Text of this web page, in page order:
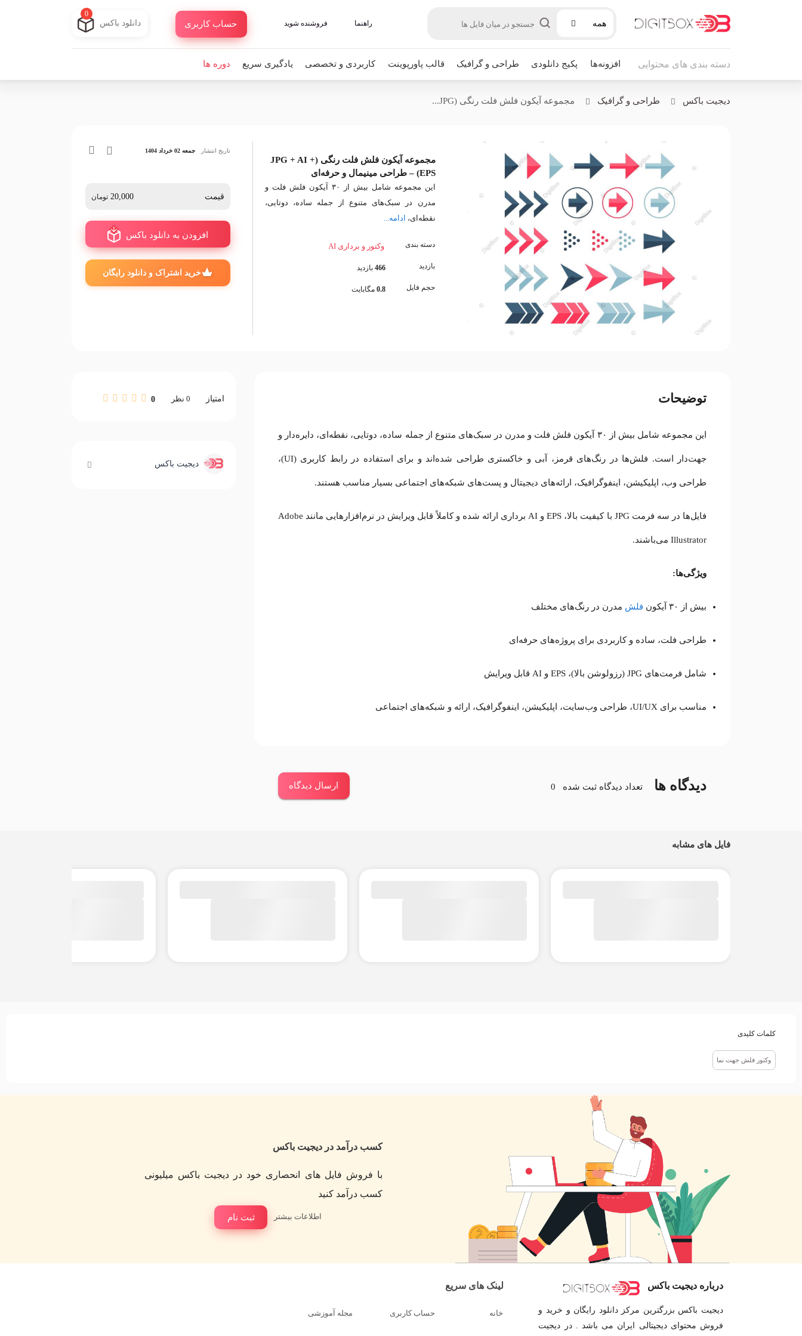
همه راهنما فروشنده شوید حساب کاربری دانلود باکس
0
دسته بندی های محتوایی افزونه‌ها پکیج دانلودی طراحی و گرافیک قالب پاورپوینت کاربردی و تخصصی یادگیری سریع دوره ها
دیجیت باکس طراحی و گرافیک مجموعه آیکون فلش فلت رنگی (JPG...
مجموعه آیکون فلش فلت رنگی (JPG + AI +
EPS) – طراحی مینیمال و حرفه‌ای
این مجموعه شامل بیش از ۳۰ آیکون فلش فلت و
مدرن در سبک‌های متنوع از جمله ساده، دوتایی،
نقطه‌ای، ادامه...
دسته بندی
بازدید
حجم فایل
وکتور و برداری AI
466 بازدید
0.8 مگابایت
تاریخ انتشار جمعه 02 خرداد 1404
قیمت 20,000 تومان
افزودن به دانلود باکس
خرید اشتراک و دانلود رایگان
توضیحات
این مجموعه شامل بیش از ۳۰ آیکون فلش فلت و مدرن در سبک‌های متنوع از جمله ساده، دوتایی، نقطه‌ای، دایره‌دار و
جهت‌دار است. فلش‌ها در رنگ‌های قرمز، آبی و خاکستری طراحی شده‌اند و برای استفاده در رابط کاربری (UI)،
طراحی وب، اپلیکیشن، اینفوگرافیک، ارائه‌های دیجیتال و پست‌های شبکه‌های اجتماعی بسیار مناسب هستند.
فایل‌ها در سه فرمت JPG با کیفیت بالا، EPS و AI برداری ارائه شده و کاملاً قابل ویرایش در نرم‌افزارهایی مانند Adobe
Illustrator می‌باشند.
ویژگی‌ها:
بیش از ۳۰ آیکون فلش مدرن در رنگ‌های مختلف
طراحی فلت، ساده و کاربردی برای پروژه‌های حرفه‌ای
شامل فرمت‌های JPG (رزولوشن بالا)، EPS و AI قابل ویرایش
مناسب برای UI/UX، طراحی وب‌سایت، اپلیکیشن، اینفوگرافیک، ارائه و شبکه‌های اجتماعی
دیدگاه ها تعداد دیدگاه ثبت شده 0 ارسال دیدگاه
امتیاز 0 نظر 0
دیجیت باکس
فایل های مشابه
کلمات کلیدی
وکتور فلش جهت نما
کسب درآمد در دیجیت باکس
با فروش فایل های انحصاری خود در دیجیت باکس میلیونی
کسب درآمد کنید
ثبت نام اطلاعات بیشتر
درباره دیجیت باکس
دیجیت باکس بزرگترین مرکز دانلود رایگان و خرید و
فروش محتوای دیجیتالی ایران می باشد . در دیجیت
لینک های سریع
خانه حساب کاربری مجله آموزشی